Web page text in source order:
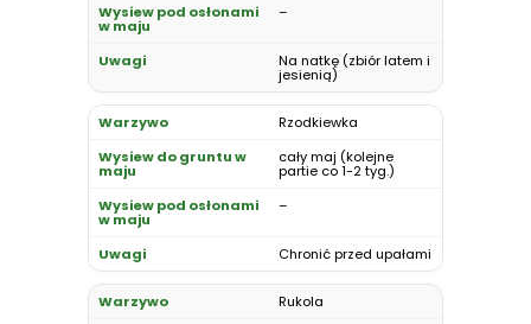
–
Na natkę (zbiór latem i
jesienią)
Rzodkiewka
cały maj (kolejne
partie co 1-2 tyg.)
–
Chronić przed upałami
Rukola